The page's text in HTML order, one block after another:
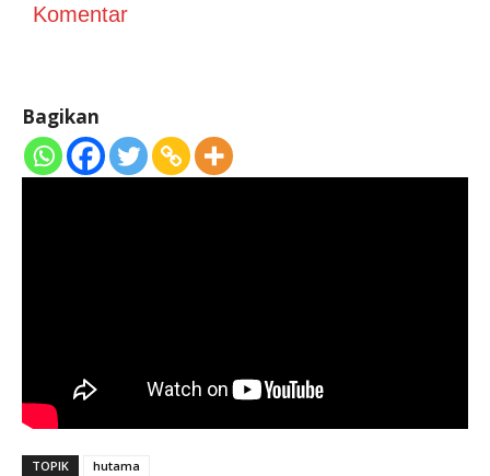
Komentar
Bagikan
TOPIK hutama